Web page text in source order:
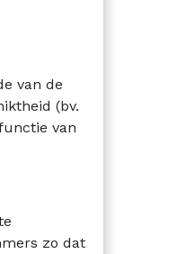
van de
(bv.
van
zo dat